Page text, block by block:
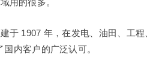
用的很多。
于 1907 年，在发电、油田、工
内客户的广泛认可。